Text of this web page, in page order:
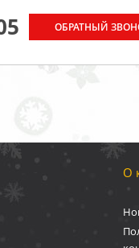
ОБРАТНЫЙ
О